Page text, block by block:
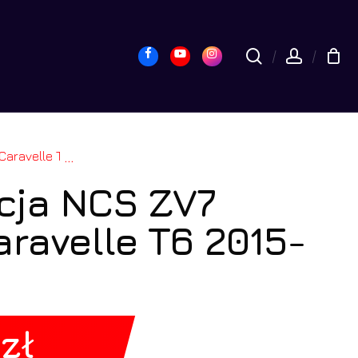
search
FacebookYoutubeInstagram
2019 8GB LTE ...
NCS ZV7
T6 2015-
zł